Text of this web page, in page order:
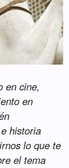
en cine,
en
historia
lo que te
el tema